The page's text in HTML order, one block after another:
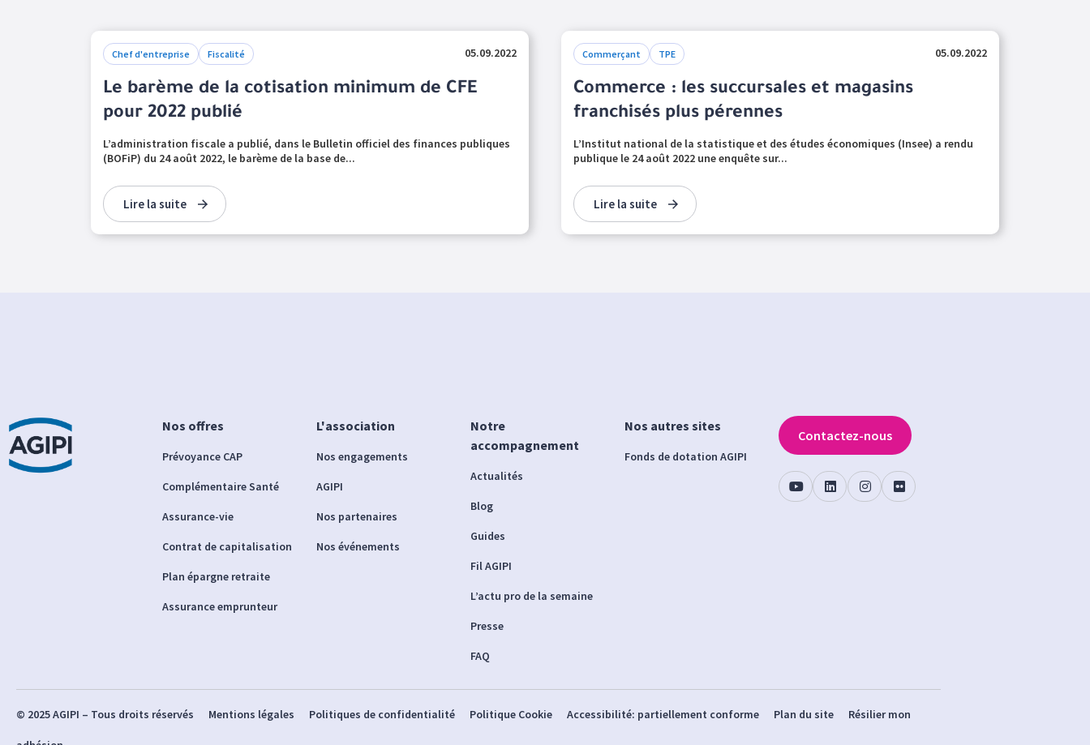
Chef d'entreprise Fiscalité 05.09.2022
Le barème de la cotisation minimum de CFE
pour 2022 publié
L’administration fiscale a publié, dans le Bulletin officiel des finances publiques
(BOFiP) du 24 août 2022, le barème de la base de...
Lire la suite
Commerçant TPE 05.09.2022
Commerce : les succursales et magasins
franchisés plus pérennes
L’Institut national de la statistique et des études économiques (Insee) a rendu
publique le 24 août 2022 une enquête sur...
Lire la suite
Nos offres
Prévoyance CAP
Complémentaire Santé
Assurance-vie
Contrat de capitalisation
Plan épargne retraite
Assurance emprunteur
L'association
Nos engagements
AGIPI
Nos partenaires
Nos événements
Notre
accompagnement
Actualités
Blog
Guides
Fil AGIPI
L’actu pro de la semaine
Presse
FAQ
Nos autres sites
Fonds de dotation AGIPI
Contactez-nous
© 2025 AGIPI – Tous droits réservés Mentions légales Politiques de confidentialité Politique Cookie Accessibilité: partiellement conforme Plan du site Résilier mon